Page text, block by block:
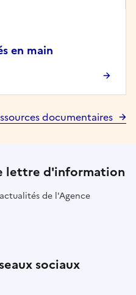
en main
documentaires
lettre d'information
de l'Agence
sociaux